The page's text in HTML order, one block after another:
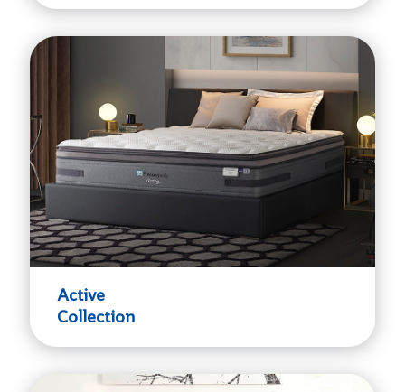
Active
Collection